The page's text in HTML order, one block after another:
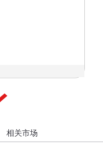
相关市场